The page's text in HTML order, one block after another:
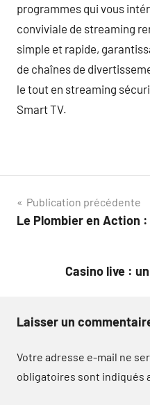
programmes qui vous
conviviale de streaming
simple et rapide,
de chaînes de
le tout en streaming
Smart TV.
Navigation
de
Publication précédente
Le Plombier en Action
Casino live :
Laisser un
Votre adresse e-mail ne
obligatoires sont indiqués